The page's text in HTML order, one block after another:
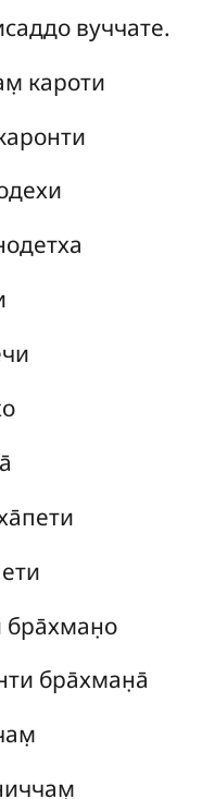
вуччате.
кароти
бра̄хман̣о
бра̄хман̣а̄